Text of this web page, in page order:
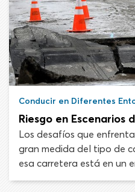
que te expones al
de veces en un solo viaje
Conducir en Diferentes
Riesgo en Escenarios
Los desafíos que
gran medida del tipo de
esa carretera está en un
Como parte de tu